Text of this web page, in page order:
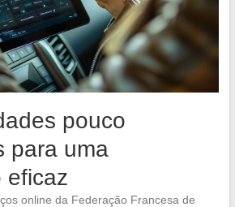
pouco
para uma
eficaz
online da Federação Francesa de